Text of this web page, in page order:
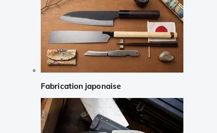
Fabrication japonaise